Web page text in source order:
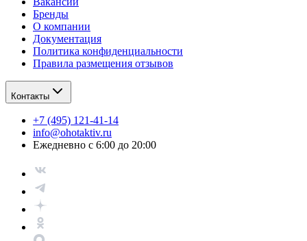
Бренды
О компании
Документация
Политика конфиденциальности
Правила размещения отзывов
Контакты
+7 (495) 121-41-14
info@ohotaktiv.ru
Ежедневно с 6:00 до 20:00